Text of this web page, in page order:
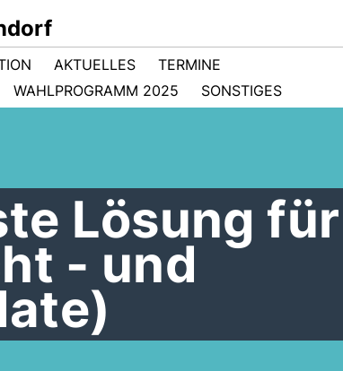
AKTUELLES
TERMINE
WAHLPROGRAMM 2025 SONSTIGES
Lösung
- und